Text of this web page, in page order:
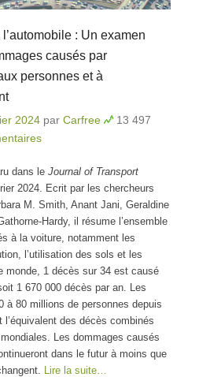
: Un examen
causés par
personnes et à
2024 par Carfree
13 497
dans le Journal of Transport
2024. Ecrit par les chercheurs
M. Smith, Anant Jani, Geraldine
Hardy, il résume l’ensemble
à la voiture, notamment les
l’utilisation des sols et les
monde, 1 décès sur 34 est causé
1 670 000 décès par an. Les
à 80 millions de personnes depuis
l’équivalent des décès combinés
Les dommages causés
dans le futur à moins que
Lire la suite…